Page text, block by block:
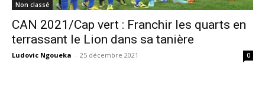
Non classé
CAN 2021/Cap vert : Franchir les quarts en
terrassant le Lion dans sa tanière
Ludovic Ngoueka - 25 décembre 2021 0